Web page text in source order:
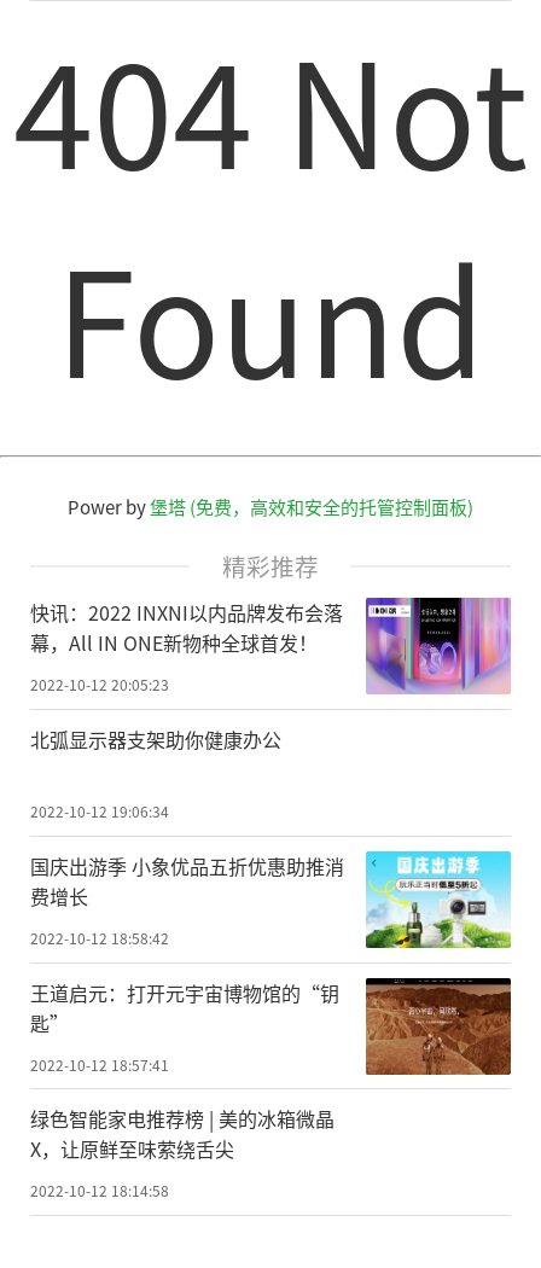
404 Not
Found
Power by堡塔 (免费，高效和安全的托管控制面板)
精彩推荐
快讯：2022 INXNI以内品牌发布会落
幕，All IN ONE新物种全球首发！
2022-10-12 20:05:23
北弧显示器支架助你健康办公
2022-10-12 19:06:34
国庆出游季 小象优品五折优惠助推消
费增长
2022-10-12 18:58:42
王道启元：打开元宇宙博物馆的“钥
匙”
2022-10-12 18:57:41
绿色智能家电推荐榜 | 美的冰箱微晶
X，让原鲜至味萦绕舌尖
2022-10-12 18:14:58